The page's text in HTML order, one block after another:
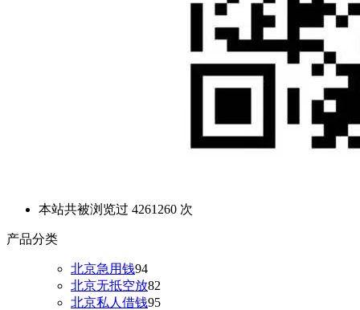
本站共被浏览过 4261260 次
产品分类
北京急用钱94
北京无抵空放82
北京私人借钱95